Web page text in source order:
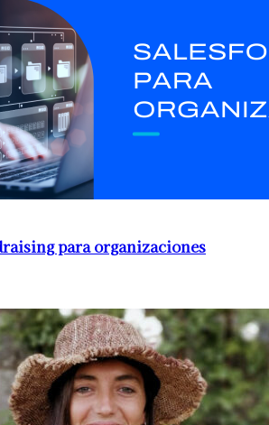
para organizaciones